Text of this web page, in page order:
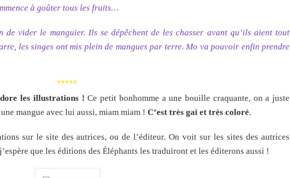
à goûter tous les fruits…
vider le manguier. Ils se dépêchent de les chasser avant qu’ils aient tout
les singes ont mis plein de mangues par terre. Mo va pouvoir enfin prendre
*****
les illustrations ! Ce petit bonhomme a une bouille craquante, on a juste
mangue avec lui aussi, miam miam ! C’est très gai et très coloré.
sur le site des autrices, ou de l’éditeur. On voit sur les sites des autrices
que les éditions des Éléphants les traduiront et les éditerons aussi !